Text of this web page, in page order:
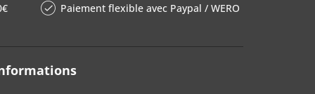
Paiement flexible avec Paypal / WERO